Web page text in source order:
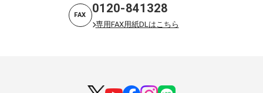
FAX 0120-841328
専用FAX用紙DLはこちら